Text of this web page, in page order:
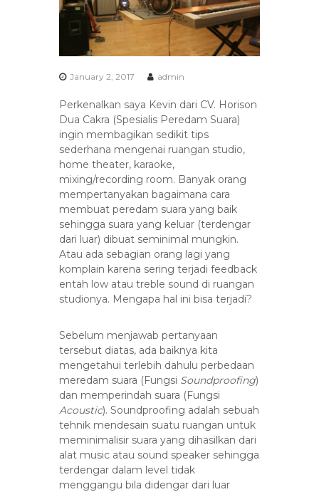
n
s
a
i
o
n
M
a
t
e
r
a
l
D
i
s
r
i
t
o
r
s
January 2, 2017 admin
Perkenalkan saya Kevin dari CV. Horison
Dua Cakra (Spesialis Peredam Suara)
ingin membagikan sedikit tips
sederhana mengenai ruangan studio,
home theater, karaoke,
mixing/recording room. Banyak orang
mempertanyakan bagaimana cara
membuat peredam suara yang baik
sehingga suara yang keluar (terdengar
dari luar) dibuat seminimal mungkin.
Atau ada sebagian orang lagi yang
komplain karena sering terjadi feedback
entah low atau treble sound di ruangan
studionya. Mengapa hal ini bisa terjadi?
Sebelum menjawab pertanyaan
tersebut diatas, ada baiknya kita
mengetahui terlebih dahulu perbedaan
meredam suara (Fungsi Soundproofing)
dan memperindah suara (Fungsi
Acoustic). Soundproofing adalah sebuah
tehnik mendesain suatu ruangan untuk
meminimalisir suara yang dihasilkan dari
alat music atau sound speaker sehingga
terdengar dalam level tidak
menggangu bila didengar dari luar